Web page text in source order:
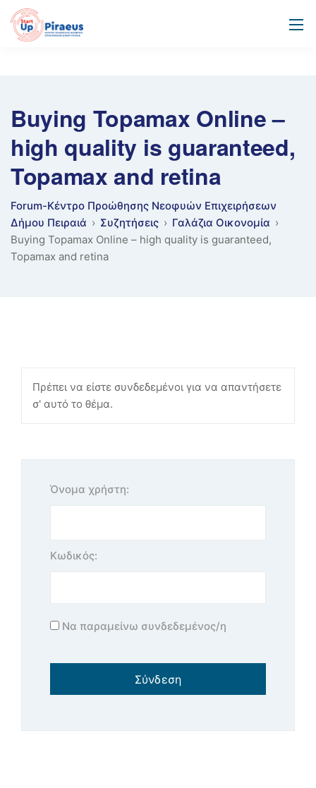
Buying Topamax Online –
high quality is guaranteed,
Topamax and retina
Forum-Κέντρο Προώθησης Νεοφυών Επιχειρήσεων
Δήμου Πειραιά › Συζητήσεις › Γαλάζια Οικονομία ›
Buying Topamax Online – high quality is guaranteed,
Topamax and retina
Πρέπει να είστε συνδεδεμένοι για να απαντήσετε
σ' αυτό το θέμα.
Όνομα χρήστη:
Κωδικός:
Να παραμείνω συνδεδεμένος/η
Σύνδεση